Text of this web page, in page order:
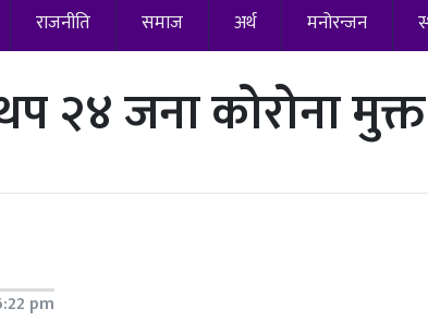
राजनीति समाज अर्थ मनोरन्जन
२४ जना कोरोना मुक्त
pm